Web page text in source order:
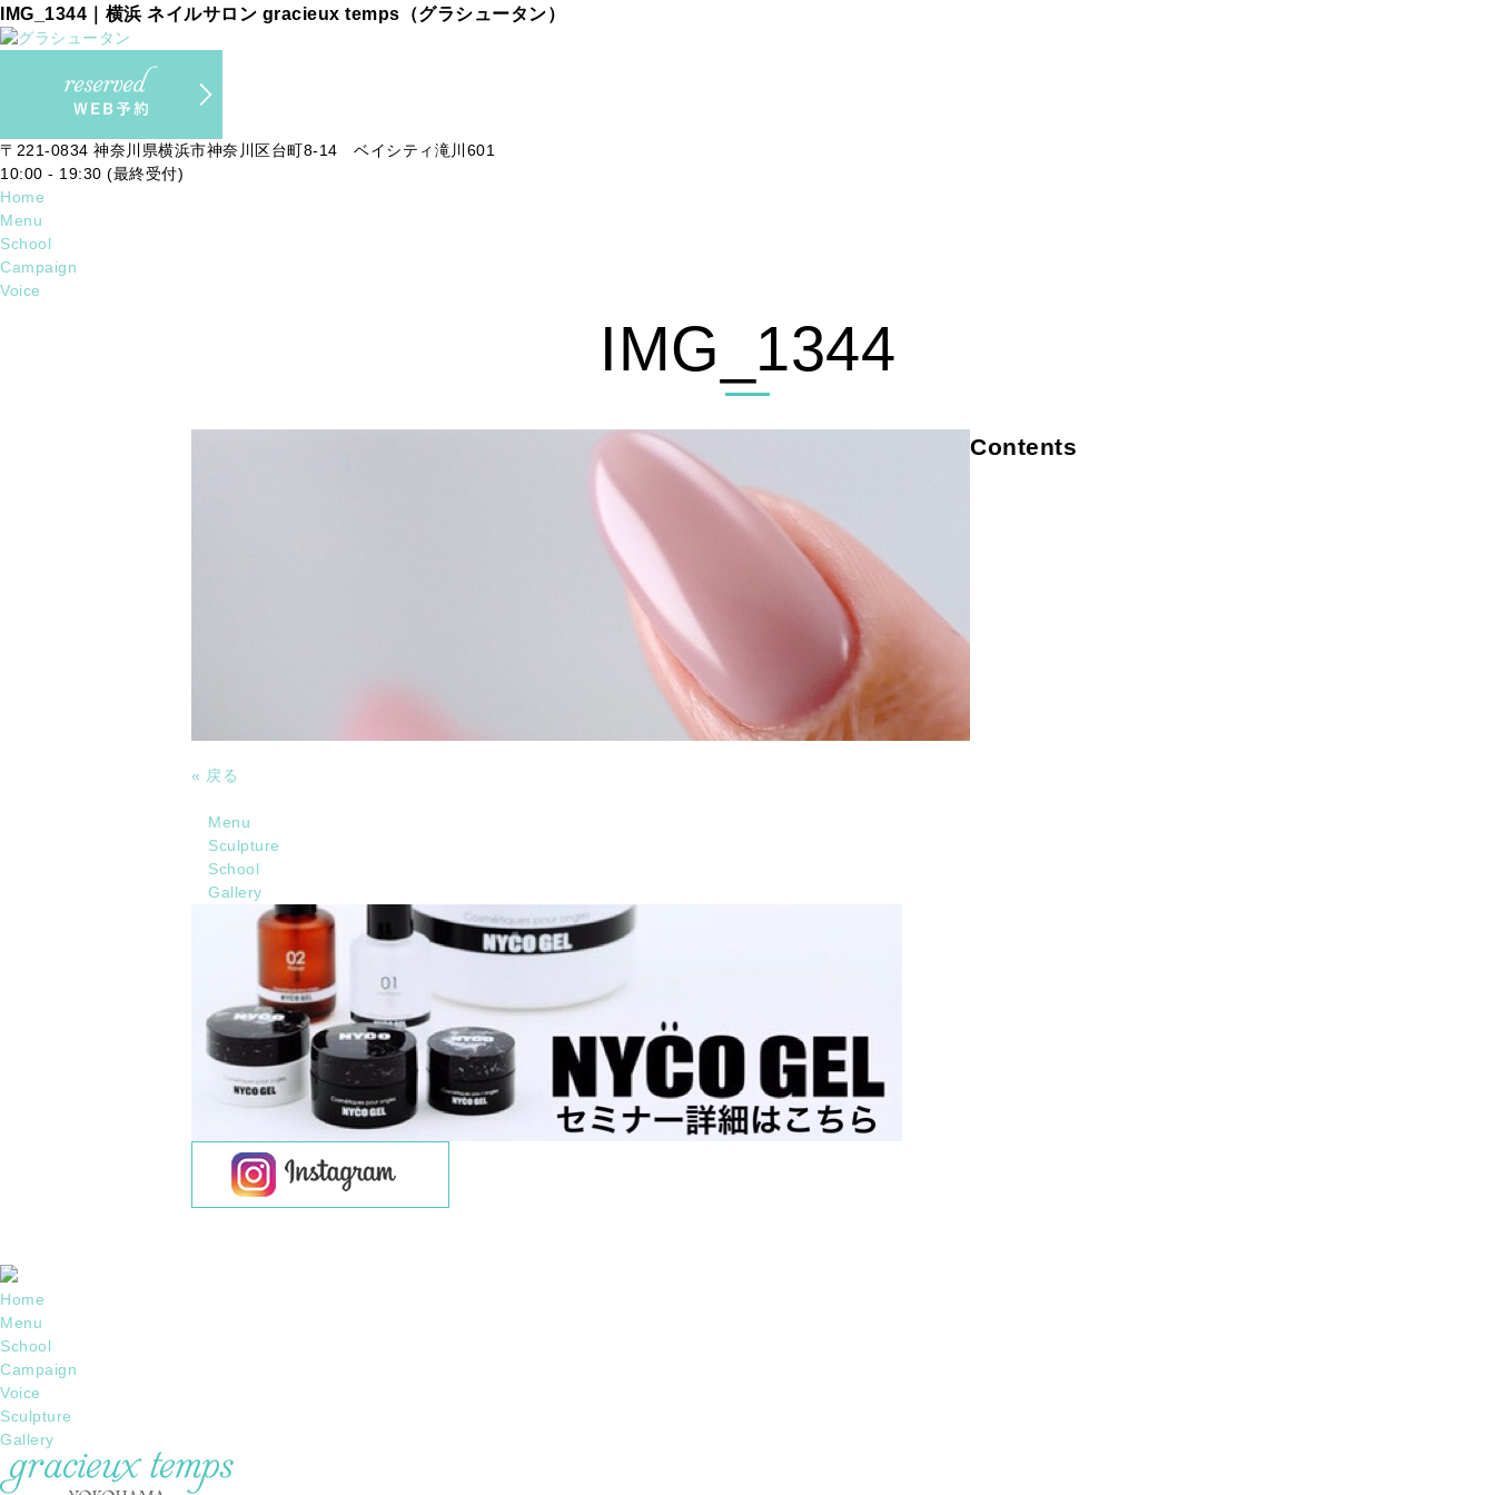
IMG_1344｜横浜 ネイルサロン gracieux temps（グラシュータン）
〒221-0834 神奈川県横浜市神奈川区台町8-14 ベイシティ滝川601
10:00 - 19:30 (最終受付)
Home
Menu
School
Campaign
Voice
IMG_1344
« 戻る
Contents
Menu
Sculpture
School
Gallery
Home
Menu
School
Campaign
Voice
Sculpture
Gallery